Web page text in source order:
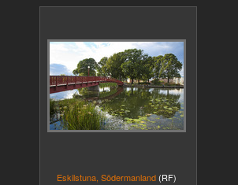
Eskilstuna, Södermanland (RF)